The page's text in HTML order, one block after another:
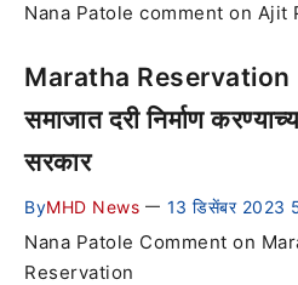
Nana Patole comment on Ajit
Maratha Reservation |
समाजात दरी निर्माण
सरकार
ByMHD News — 13 डिसेंबर 2023
Nana Patole Comment on
Reservation